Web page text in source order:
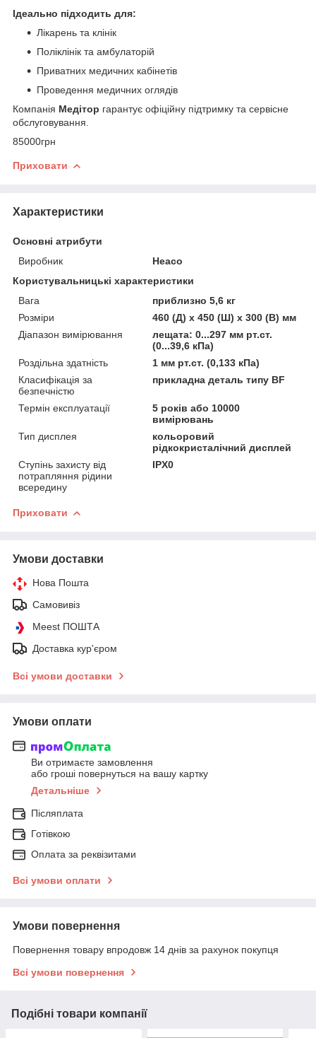
Ідеально підходить для:
Лікарень та клінік
Поліклінік та амбулаторій
Приватних медичних кабінетів
Проведення медичних оглядів
Компанія Медітор гарантує офіційну підтримку та сервісне
обслуговування.
85000грн
Приховати
Характеристики
Основні атрибути
Виробник
Heaco
Користувальницькі характеристики
Вага
приблизно 5,6 кг
Розміри
460 (Д) x 450 (Ш) x 300 (В) мм
Діапазон вимірювання
лещата: 0...297 мм рт.ст.
(0...39,6 кПа)
Роздільна здатність
1 мм рт.ст. (0,133 кПа)
Класифікація за
безпечністю
прикладна деталь типу BF
Термін експлуатації
5 років або 10000
вимірювань
Тип дисплея
кольоровий
рідкокристалічний дисплей
Ступінь захисту від
потрапляння рідини
всередину
IPX0
Приховати
Умови доставки
Нова Пошта
Самовивіз
Meest ПОШТА
Доставка кур'єром
Всі умови доставки
Умови оплати
Ви отримаєте замовлення
або гроші повернуться на вашу картку
Детальніше
Післяплата
Готівкою
Оплата за реквізитами
Всі умови оплати
Умови повернення
Повернення товару впродовж 14 днів за рахунок покупця
Всі умови повернення
Подібні товари компанії